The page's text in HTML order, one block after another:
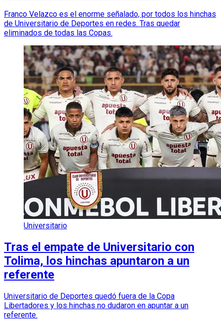
Franco Velazco es el enorme señalado, por todos los hinchas
de Universitario de Deportes en redes. Tras quedar
eliminados de todas las Copas.
Universitario
Tras el empate de Universitario con
Tolima, los hinchas apuntaron a un
referente
Universitario de Deportes quedó fuera de la Copa
Libertadores y los hinchas no dudaron en apuntar a un
referente.